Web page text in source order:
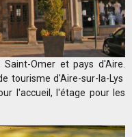
Omer et pays d'Aire.
tourisme d'Aire-sur-la-Lys
l'accueil, l'étage pour les